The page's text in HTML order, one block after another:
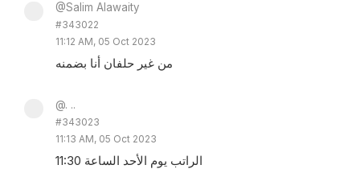
@Salim Alawaity
#343022
11:12 AM, 05 Oct 2023
من غير حلفان أنا بضمنه
@. ..
#343023
11:13 AM, 05 Oct 2023
الراتب يوم الأحد الساعة 11:30